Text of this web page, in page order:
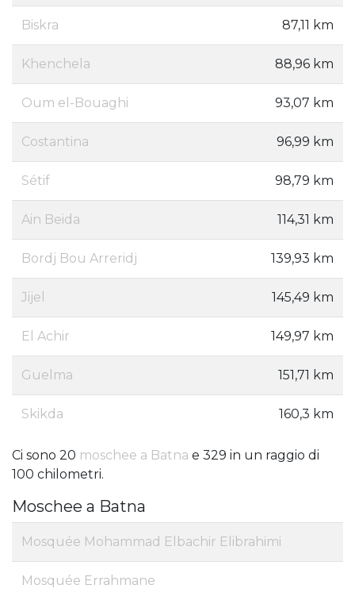
Biskra 87,11 km
Khenchela 88,96 km
Oum el-Bouaghi 93,07 km
Costantina 96,99 km
Sétif 98,79 km
Ain Beida 114,31 km
Bordj Bou Arreridj 139,93 km
Jijel 145,49 km
El Achir 149,97 km
Guelma 151,71 km
Skikda 160,3 km
Ci sono 20 moschee a Batna e 329 in un raggio di
100 chilometri.
Moschee a Batna
Mosquée Mohammad Elbachir Elibrahimi
Mosquée Errahmane